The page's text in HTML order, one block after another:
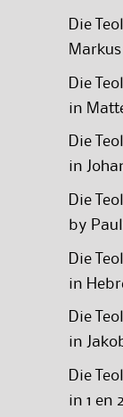
Die
Markus
Die
in
Die
in
Die
by
Die
in
Die
in
Die
in 1 en